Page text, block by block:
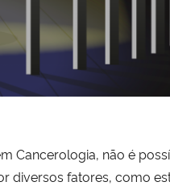
Cancerologia, não é
diversos fatores, como